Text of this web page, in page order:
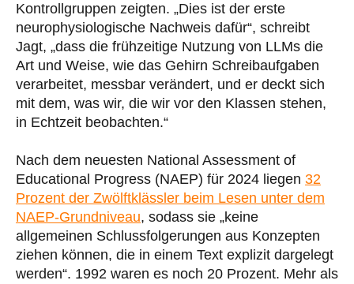
Kontrollgruppen zeigten. „Dies ist der erste
neurophysiologische Nachweis dafür“, schreibt
Jagt, „dass die frühzeitige Nutzung von LLMs die
Art und Weise, wie das Gehirn Schreibaufgaben
verarbeitet, messbar verändert, und er deckt sich
mit dem, was wir, die wir vor den Klassen stehen,
in Echtzeit beobachten.“
Nach dem neuesten National Assessment of
Educational Progress (NAEP) für 2024 liegen 32
Prozent der Zwölftklässler beim Lesen unter dem
NAEP-Grundniveau, sodass sie „keine
allgemeinen Schlussfolgerungen aus Konzepten
ziehen können, die in einem Text explizit dargelegt
werden“. 1992 waren es noch 20 Prozent. Mehr als